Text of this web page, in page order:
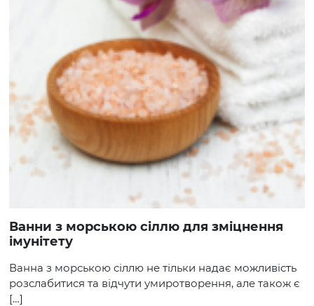
Ванни з морською сіллю для зміцнення
імунітету
Ванна з морською сіллю не тільки надає можливість
розслабитися та відчути умиротворення, але також є
[…]